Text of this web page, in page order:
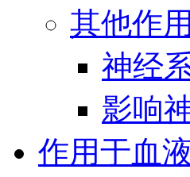
其他作
神经
影响
作用于血